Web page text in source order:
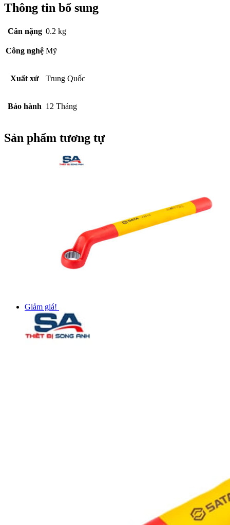
Thông tin bổ sung
Cân nặng 0.2 kg
Công nghệ Mỹ
Xuất xứ Trung Quốc
Bảo hành 12 Tháng
Sản phẩm tương tự
Giảm giá!